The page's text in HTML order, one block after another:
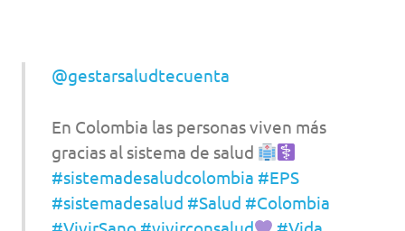
@gestarsaludtecuenta
En Colombia las personas viven más
gracias al sistema de salud
#sistemadesaludcolombia #EPS
#sistemadesalud #Salud #Colombia